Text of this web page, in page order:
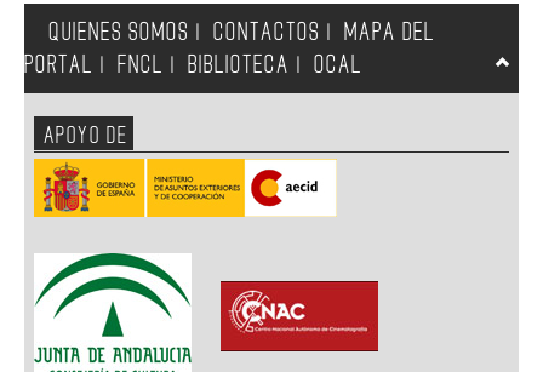
QUIENES SOMOS CONTACTOS
MAPA DEL
PORTAL
FNCL BIBLIOTECA OCAL
APOYO DE